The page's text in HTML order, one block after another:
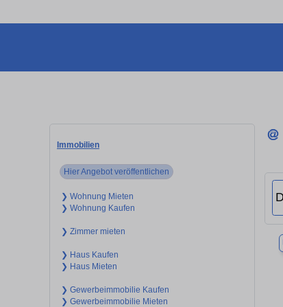
Immobilien
Hier Angebot veröffentlichen
❯ Wohnung Mieten
❯ Wohnung Kaufen
❯ Zimmer mieten
❯ Haus Kaufen
❯ Haus Mieten
❯ Gewerbeimmobilie Kaufen
❯ Gewerbeimmobilie Mieten